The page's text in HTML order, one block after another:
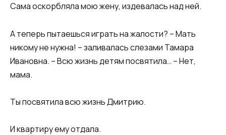
Сама оскорбляла мою жену, издевалась над ней.
А теперь пытаешься играть на жалости? – Мать
никому не нужна! – заливалась слезами Тамара
Ивановна. – Всю жизнь детям посвятила… – Нет,
мама.
Ты посвятила всю жизнь Дмитрию.
И квартиру ему отдала.